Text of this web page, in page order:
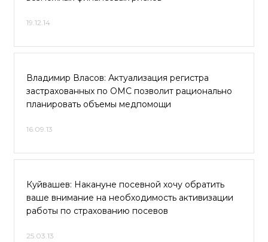
19.12.14
Владимир Власов: Актуализация регистра
застрахованных по ОМС позволит рационально
планировать объемы медпомощи
16.09.13
Куйвашев: Накануне посевной хочу обратить
ваше внимание на необходимость активизации
работы по страхованию посевов
25.03.13